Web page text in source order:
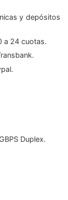
y depósitos
a 24 cuotas.
Duplex.